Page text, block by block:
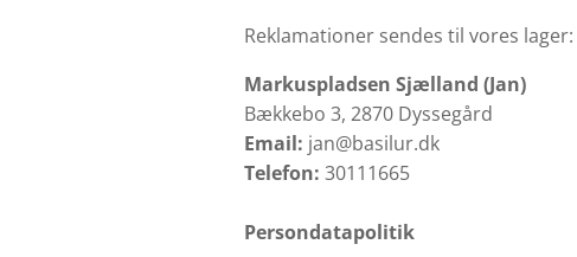
Reklamationer sendes til vores lager:
Markuspladsen Sjælland (Jan)
Bækkebo 3, 2870 Dyssegård
Email: jan@basilur.dk
Telefon: 30111665
Persondatapolitik